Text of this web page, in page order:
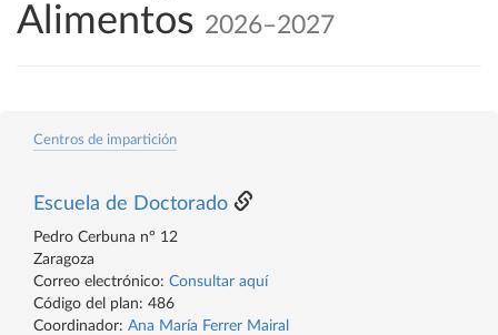
Alimentos 2026–2027
Centros de impartición
Escuela de Doctorado
Pedro Cerbuna nº 12
Zaragoza
Correo electrónico: Consultar aquí
Código del plan: 486
Coordinador: Ana María Ferrer Mairal